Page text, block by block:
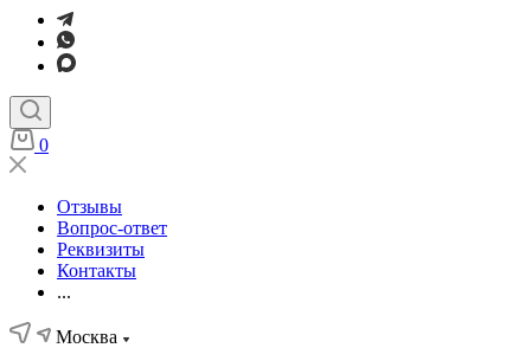
0
Отзывы
Вопрос-ответ
Реквизиты
Контакты
...
Москва